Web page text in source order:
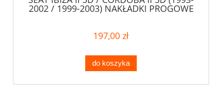
2002 / 1999-2003) NAKŁADKI PROGOWE
197,00 zł
do koszyka